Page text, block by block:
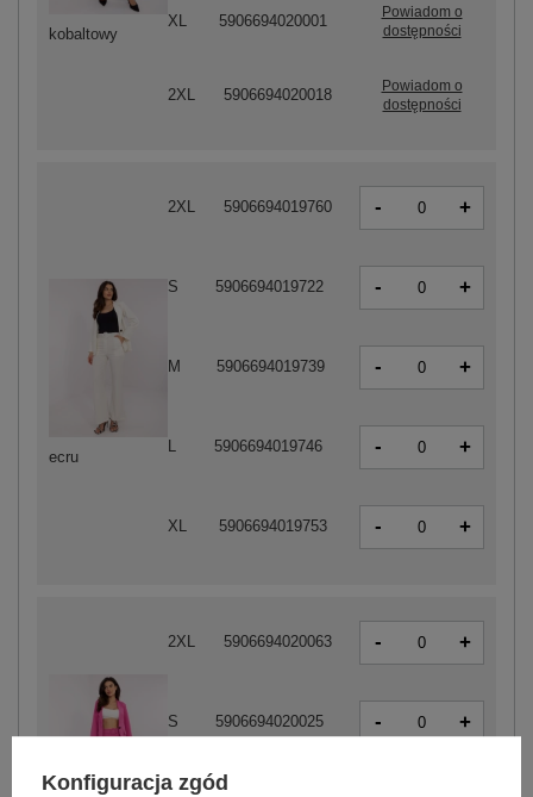
ecru
2XL 5906694019760 - +
S 5906694019722 - +
M 5906694019739 - +
L 5906694019746 - +
XL 5906694019753 - +
2XL 5906694020063 - +
S 5906694020025 - +
kobaltowy
XL 5906694020001
Powiadom o
dostępności
2XL 5906694020018
Powiadom o
dostępności
Konfiguracja zgód